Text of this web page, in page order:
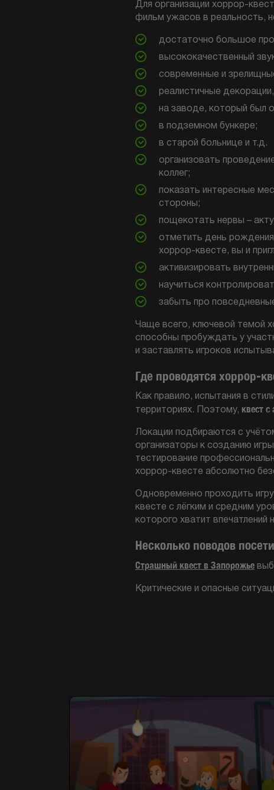
Для организации хоррор-
фильм ужасов в реальность,
достаточно большое
высококачественный
современные и
реалистичные
на заводе, который был
в подземном бункере;
в старой больнице и т.д.
организовать
коллег;
показать интересные
стороны;
пощекотать нервы –
отметить день рождения
хоррор-квесте, вы и
активизировать
научиться
забыть про
Чаще всего, ключевой темой
способны пробуждать у
и заставлять игроков
Где проводятся хоррор-
Как правило, испытания в
территориях. Поэтому, квест
Локации подбираются с
организаторы к созданию
тестирование
хоррор-квесте абсолютно
Одновременно проходить
квесте с лёгким и средним
которого хватит впечатлений
Несколько поводов
Страшный квест в Запорожье
Критические и опасные